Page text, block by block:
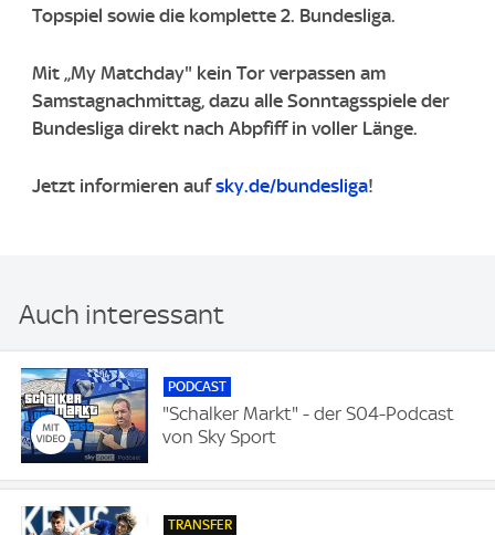
Topspiel sowie die komplette 2. Bundesliga.
Mit „My Matchday" kein Tor verpassen am
Samstagnachmittag, dazu alle Sonntagsspiele der
Bundesliga direkt nach Abpfiff in voller Länge.
Jetzt informieren aufsky.de/bundesliga!
Auch interessant
PODCAST
"Schalker Markt" - der S04-Podcast
von Sky Sport
TRANSFER